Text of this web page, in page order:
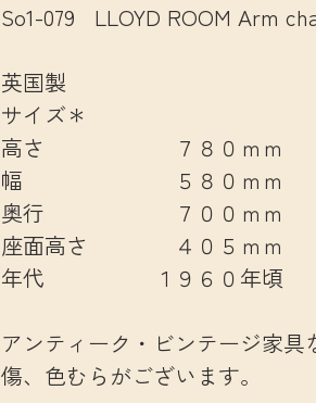
So1-079 LLOYD ROOM Arm
英国製
サイズ＊
高さ ７８０ｍｍ
幅 ５８０ｍｍ
奥行 ７００ｍｍ
座面高さ ４０５ｍｍ
年代 １９６０年頃
アンティーク・ビンテージ家
傷、色むらがございます。